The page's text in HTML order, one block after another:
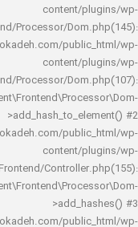
Frontend/Processor/
decokadeh.com/
Frontend/Processor/
decokadeh.com/
Frontend/
decokadeh.com/